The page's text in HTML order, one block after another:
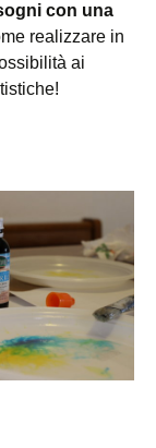
con una
realizzare in
ai